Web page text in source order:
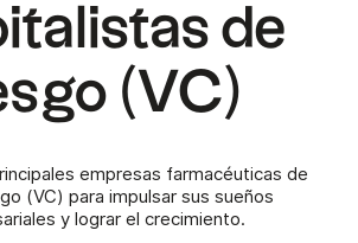
de
(VC)
empresas farmacéuticas de
(VC) para impulsar sus sueños
y lograr el crecimiento.